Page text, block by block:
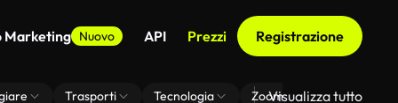
Marketing Nuovo API Prezzi Registrazione
Trasporti Tecnologia Zoom Di Sfondo Virtuale
Visualizza tutto